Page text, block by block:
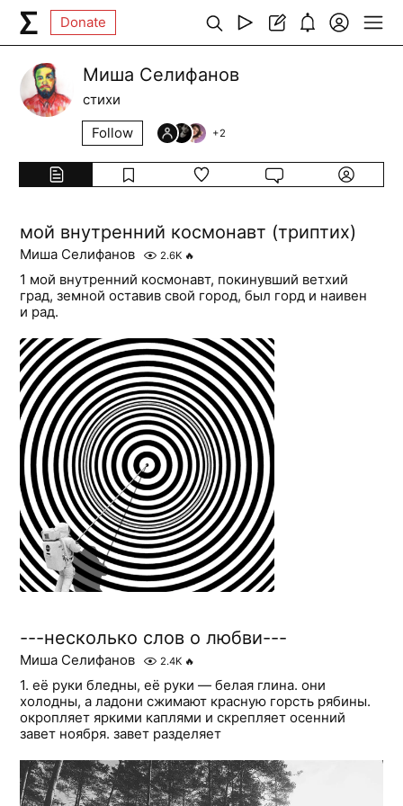
Donate
Миша Селифанов
стихи
Follow
+2
мой внутренний космонавт (триптих)
Миша Селифанов 2.6K 🔥
1 мой внутренний космонавт, покинувший ветхий
град, земной оставив свой город, был горд и наивен
и рад.
---несколько слов о любви---
Миша Селифанов 2.4K 🔥
1. её руки бледны, её руки — белая глина. они
холодны, а ладони сжимают красную горсть рябины.
окропляет яркими каплями и скрепляет осенний
завет ноября. завет разделяет